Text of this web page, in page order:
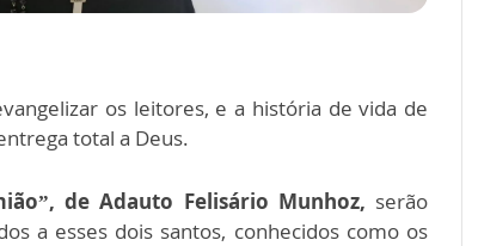
os leitores, e a história de vida de
total a Deus.
de Adauto Felisário Munhoz, serão
a esses dois santos, conhecidos como os